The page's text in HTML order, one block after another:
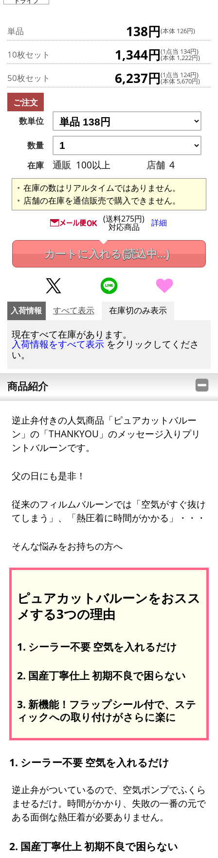
単品 138円(本体 126円)
10枚セット 1,344円(1点当 134円)
(本体 1,222円)
50枚セット 6,237円(1点当 124円)
(本体 5,670円)
ご注文
数単位
数量
在庫
通販 100以上 店舗 4
在庫の数はリアルタイムではありません。
店舗の在庫を通信販売で購入できません。
(送料275円)
対応商品 詳細
カートに入れる(読込中...)
入荷情報 すべて表示 在庫切のみ表示
現在すべて在庫があります。
入荷情報をすべて表示 をクリックしてくださ
い。
商品紹介
逆止弁付きの人気商品「ピュアカットバルー
ン」の「THANKYOU」のメッセージ入りプリ
ントバルーンです。
父の日にも是非！
従来のフィルムバルーンでは「空気がすぐ抜け
てしまう」、「熱圧着に時間がかかる」・・・
そんな悩みをお持ちの方へ
ピュアカットバルーンをおスス
メする3つの理由
1. シーラー不要 空気を入れるだけ
2. 国産丁寧仕上 初期不良で困らない
3. 新機能！フラップシール付で、ステ
ィックへの取り付けがさらに楽に
1. シーラー不要 空気を入れるだけ
逆止弁がついているので、空気ポンプでふくら
ませるだけ。時間がかかり、失敗の一番の元で
ある面倒な熱圧着が必要ありません。
2. 国産丁寧仕上 初期不良で困らない